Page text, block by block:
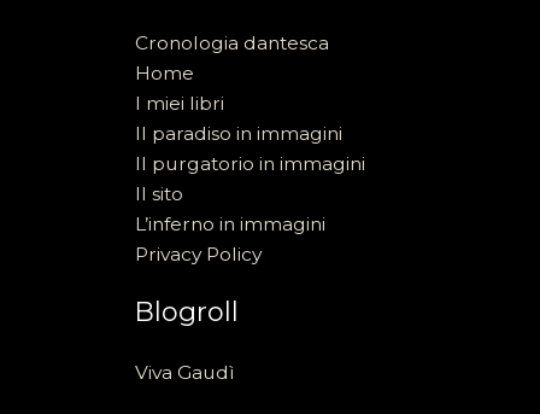
Cronologia dantesca
Home
I miei libri
Il paradiso in immagini
Il purgatorio in immagini
Il sito
L’inferno in immagini
Privacy Policy
Blogroll
Viva Gaudì